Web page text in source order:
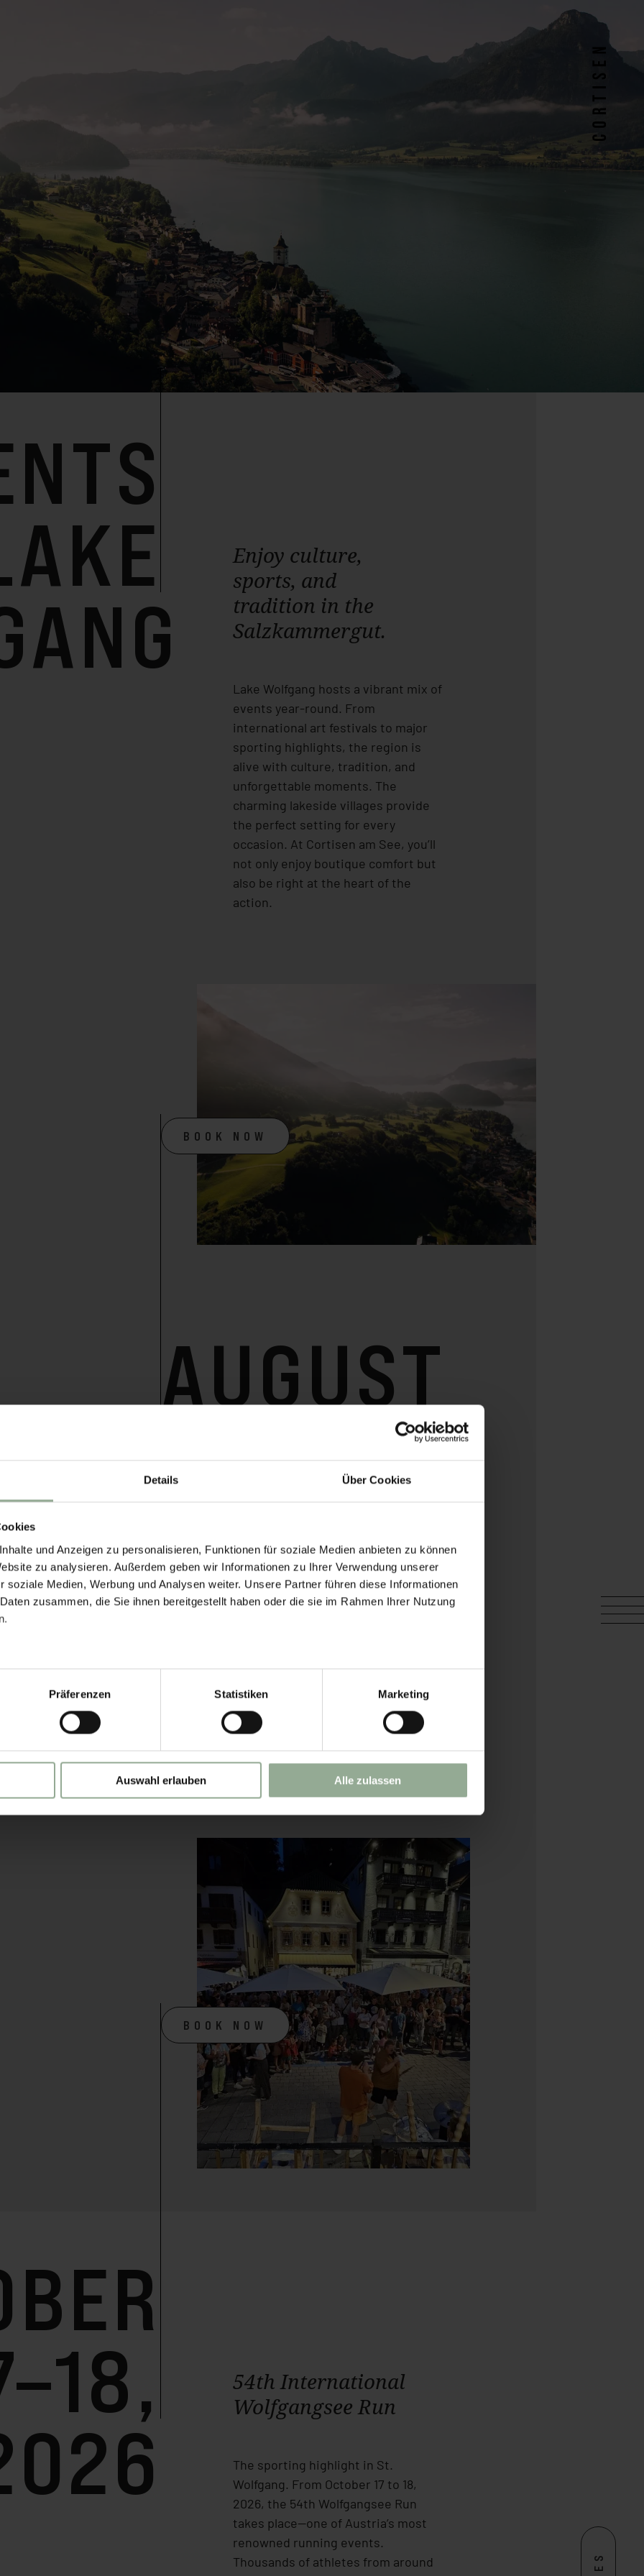
Details Über Cookies
und Anzeigen zu personalisieren, Funktionen für soziale Medien anbieten zu können
zu analysieren. Außerdem geben wir Informationen zu Ihrer Verwendung unserer
soziale Medien, Werbung und Analysen weiter. Unsere Partner führen diese Informationen
zusammen, die Sie ihnen bereitgestellt haben oder die sie im Rahmen Ihrer Nutzung
Präferenzen Statistiken Marketing
Auswahl erlauben Alle zulassen
Enjoy culture,
sports, and
tradition in the
Salzkammergut.
Lake Wolfgang hosts a vibrant mix of
events year-round. From
international art festivals to major
sporting highlights, the region is
alive with culture, tradition, and
unforgettable moments. The
charming lakeside villages provide
the perfect setting for every
occasion. At Cortisen am See, you’ll
not only enjoy boutique comfort but
also be right at the heart of the
action.
BOOK NOW
Night
famous St.
Night.
Night is a
won’t want to
big moment:
new Vespa.
full of charm
magic.
AUGUST
2026
BOOK NOW
54th International
Wolfgangsee Run
The sporting highlight in St.
Wolfgang. From October 17 to 18,
2026, the 54th Wolfgangsee Run
takes place—one of Austria’s most
renowned running events.
Thousands of athletes from around